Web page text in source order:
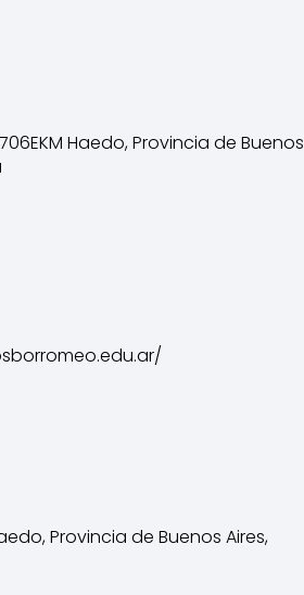
Haedo, Provincia de Buenos
Provincia de Buenos Aires,